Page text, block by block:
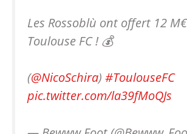
Les Rossoblù ont offert 12
Toulouse FC ! 💰
(@NicoSchira) #ToulouseFC
pic.twitter.com/la39fMoQJs